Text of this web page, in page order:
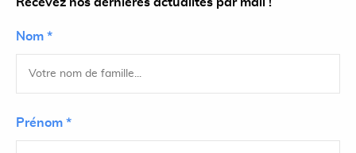
Nom *
Prénom *